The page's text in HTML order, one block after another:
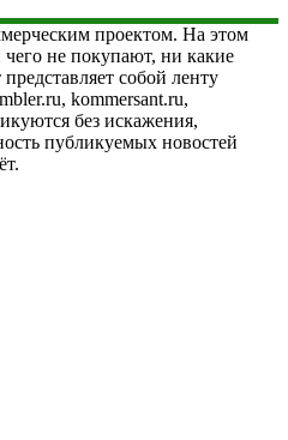
проектом. На этом
не покупают, ни какие
собой ленту
kommersant.ru,
без искажения,
публикуемых новостей